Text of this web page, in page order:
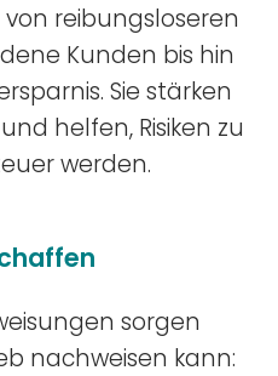
reibungsloseren
Kunden bis hin
Sie stärken
helfen, Risiken zu
werden.
sorgen
nachweisen kann: